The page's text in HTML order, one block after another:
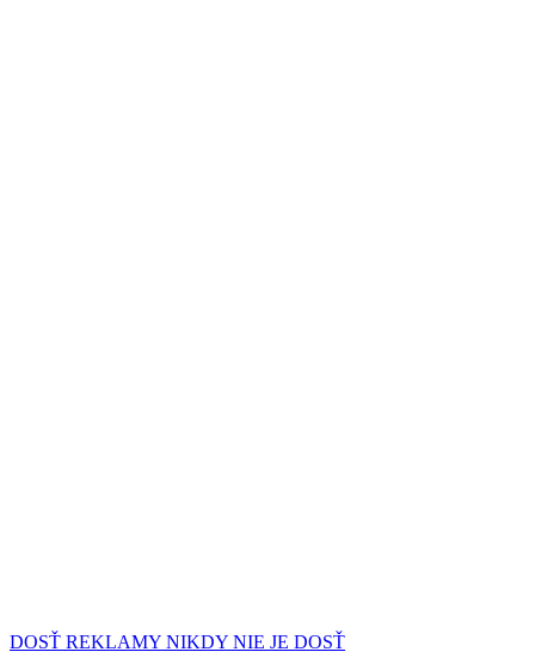
DOSŤ REKLAMY NIKDY NIE JE DOSŤ